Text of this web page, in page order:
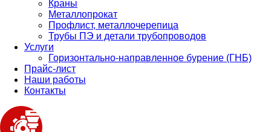
Краны
Металлопрокат
Профлист, металлочерепица
Трубы ПЭ и детали трубопроводов
Услуги
Горизонтально-направленное бурение (ГНБ)
Прайс-лист
Наши работы
Контакты